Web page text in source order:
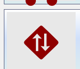
⛖